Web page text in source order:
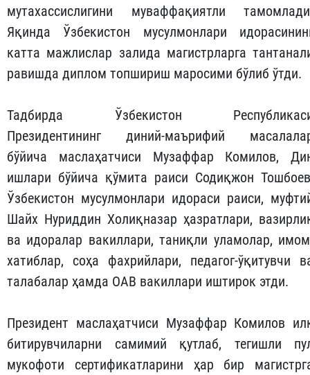
мутахассислигини муваффақиятли
Яқинда Ўзбекистон мусулмонлари
катта мажлислар залида магистрларга
равишда диплом топшириш маросими бўлиб ўтди.
Тадбирда Ўзбекистон
Президентининг диний-маърифий
бўйича маслаҳатчиси Музаффар Комилов,
ишлари бўйича қўмита раиси Содиқжон
Ўзбекистон мусулмонлари идораси раиси,
Шайх Нуриддин Холиқназар ҳазратлари,
ва идоралар вакиллари, таниқли уламолар,
хатиблар, соҳа фахрийлари, педагог-ўқитувчи
талабалар ҳамда ОАВ вакиллари иштирок этди.
Президент маслаҳатчиси Музаффар Комилов
битирувчиларни самимий қутлаб, тегишли
мукофоти сертификатларини ҳар бир